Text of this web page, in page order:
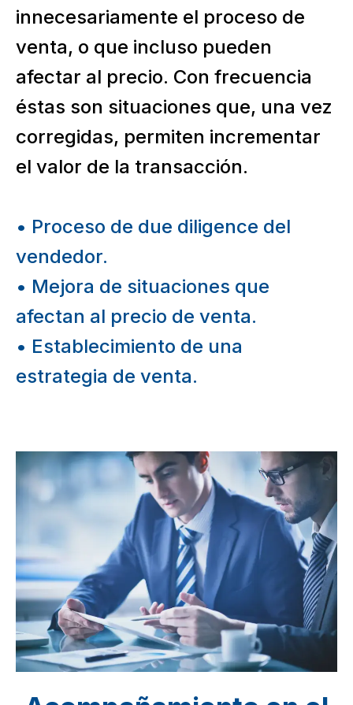
innecesariamente el proceso de
venta, o que incluso pueden
afectar al precio. Con frecuencia
éstas son situaciones que, una vez
corregidas, permiten incrementar
el valor de la transacción.
• Proceso de due diligence del
vendedor.
• Mejora de situaciones que
afectan al precio de venta.
• Establecimiento de una
estrategia de venta.